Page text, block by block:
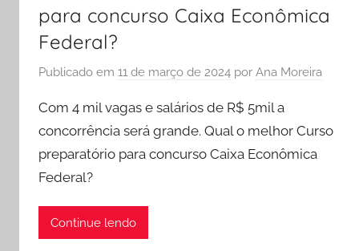
para concurso Caixa Econômica
Federal?
Publicado em 11 de março de 2024 por Ana Moreira
Com 4 mil vagas e salários de R$ 5mil a
concorrência será grande. Qual o melhor Curso
preparatório para concurso Caixa Econômica
Federal?
Continue lendo